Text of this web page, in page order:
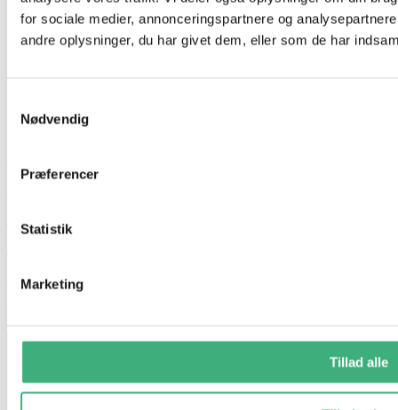
for sociale medier, annonceringspartnere og
andre oplysninger, du har givet dem, eller som de har
Nødvendig
Præferencer
Statistik
Marketing
Tillad alle
Persondatapolitik